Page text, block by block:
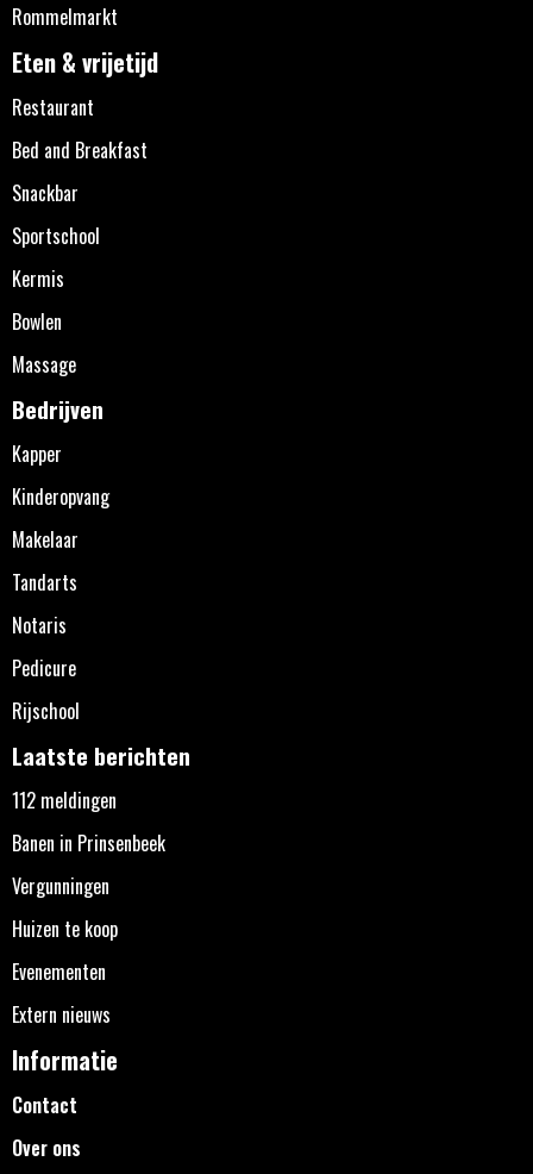
Rommelmarkt
Eten & vrijetijd
Restaurant
Bed and Breakfast
Snackbar
Sportschool
Kermis
Bowlen
Massage
Bedrijven
Kapper
Kinderopvang
Makelaar
Tandarts
Notaris
Pedicure
Rijschool
Laatste berichten
112 meldingen
Banen in Prinsenbeek
Vergunningen
Huizen te koop
Evenementen
Extern nieuws
Informatie
Contact
Over ons